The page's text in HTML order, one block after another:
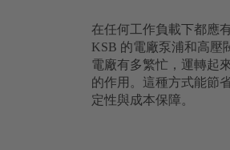
在任何工作負載下都應
KSB 的電廠泵浦和高壓
電廠有多繁忙，運轉起
的作用。這種方式能節
定性與成本保障。